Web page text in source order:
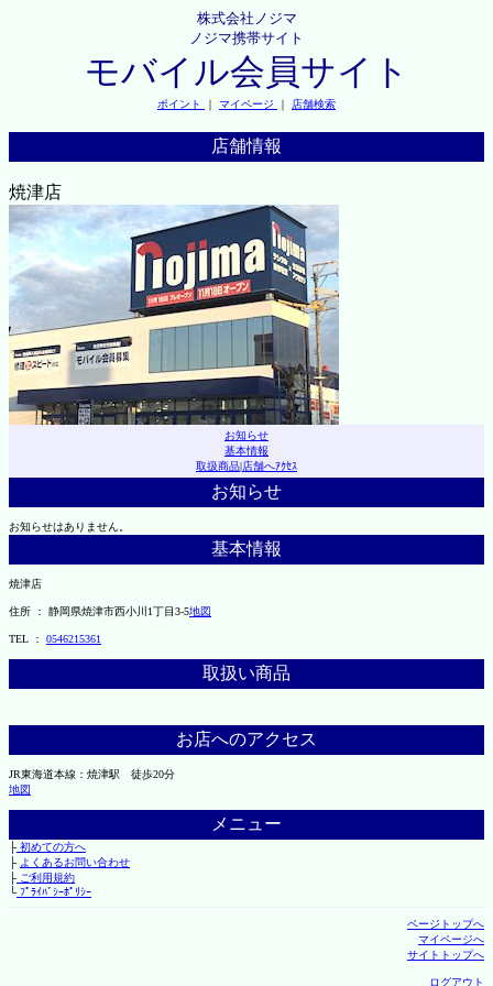
株式会社ノジマ
ノジマ携帯サイト
モバイル会員サイト
ポイント ｜ マイページ ｜ 店舗検索
店舗情報
焼津店
お知らせ
基本情報
取扱商品|店舗へｱｸｾｽ
お知らせ
お知らせはありません。
基本情報
焼津店
住所 ： 静岡県焼津市西小川1丁目3-5地図
TEL ： 0546215361
取扱い商品
お店へのアクセス
JR東海道本線：焼津駅 徒歩20分
地図
メニュー
├初めての方へ
├ よくあるお問い合わせ
├ご利用規約
└ﾌﾟﾗｲﾊﾞｼｰﾎﾟﾘｼｰ
ページトップへ
マイページへ
サイトトップへ
ログアウト